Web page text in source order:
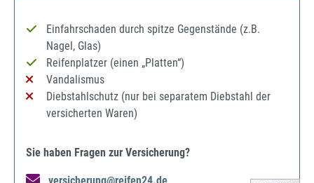
Einfahrschaden durch spitze Gegenstände (z.B.
Nagel, Glas)
Reifenplatzer (einen „Platten“)
Vandalismus
Diebstahlschutz (nur bei separatem Diebstahl der
versicherten Waren)
Sie haben Fragen zur Versicherung?
versicherung@reifen24.de